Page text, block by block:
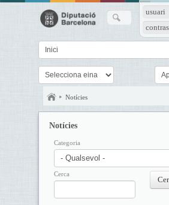
usuari
Notícies
Notícies
Categoria
Cerca